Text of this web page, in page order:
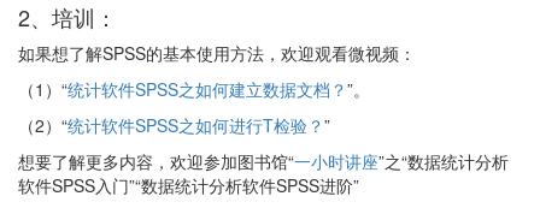
2、培训：
如果想了解SPSS的基本使用方法，欢迎观看微视频：
（1）“统计软件SPSS之如何建立数据文档？”。
（2）“统计软件SPSS之如何进行T检验？”
想要了解更多内容，欢迎参加图书馆“一小时讲座”之“数据统计分析
软件SPSS入门”“数据统计分析软件SPSS进阶”